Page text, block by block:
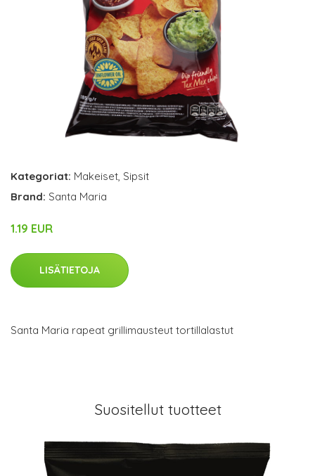
Kategoriat: Makeiset, Sipsit
Brand: Santa Maria
1.19 EUR
LISÄTIETOJA
Santa Maria rapeat grillimausteut tortillalastut
Suositellut tuotteet